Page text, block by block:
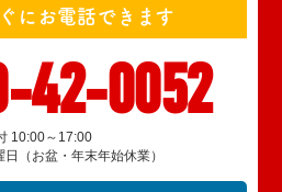
にお電話できます
42-0052
10:00～17:00
（お盆・年末年始休業）